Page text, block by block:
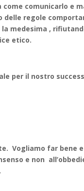
comunicarlo e
regole
medesima ,
etico.
per il nostro
Vogliamo far bene
e non